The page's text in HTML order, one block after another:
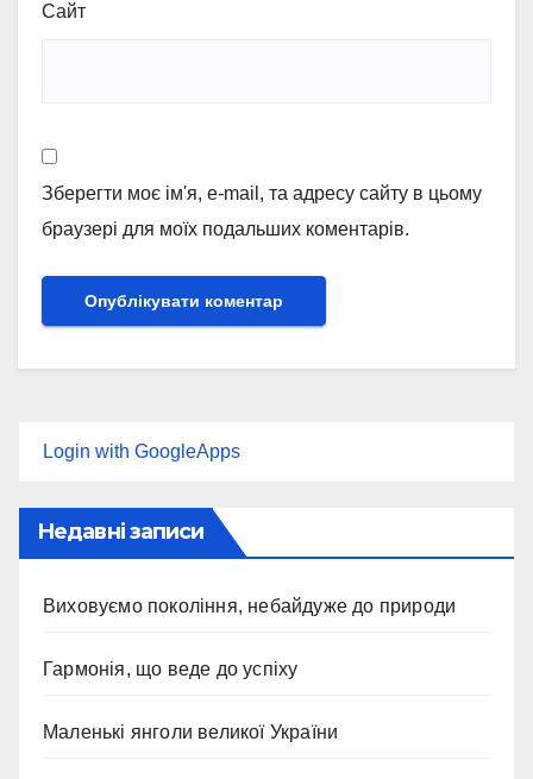
Сайт
Зберегти моє ім'я, e-mail, та адресу сайту в цьому
браузері для моїх подальших коментарів.
Login with GoogleApps
Недавні записи
Виховуємо покоління, небайдуже до природи
Гармонія, що веде до успіху
Маленькі янголи великої України